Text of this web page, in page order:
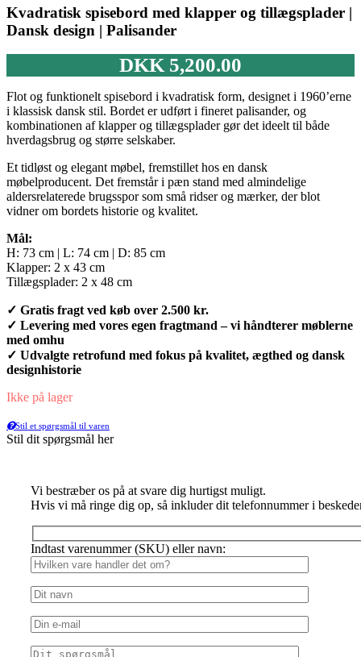
Kvadratisk spisebord med klapper og tillægsplader |
Dansk design | Palisander
DKK5,200.00
Flot og funktionelt spisebord i kvadratisk form, designet i 1960’erne
i klassisk dansk stil. Bordet er udført i fineret palisander, og
kombinationen af klapper og tillægsplader gør det ideelt til både
hverdagsbrug og større selskaber.
Et tidløst og elegant møbel, fremstillet hos en dansk
møbelproducent. Det fremstår i pæn stand med almindelige
aldersrelaterede brugsspor som små ridser og mærker, der blot
vidner om bordets historie og kvalitet.
Mål:
H: 73 cm | L: 74 cm | D: 85 cm
Klapper: 2 x 43 cm
Tillægsplader: 2 x 48 cm
✓ Gratis fragt ved køb over 2.500 kr.
✓ Levering med vores egen fragtmand – vi håndterer møblerne
med omhu
✓ Udvalgte retrofund med fokus på kvalitet, ægthed og dansk
designhistorie
Ikke på lager
Stil et spørgsmål til varen
Stil dit spørgsmål her
Vi bestræber os på at svare dig hurtigst muligt.
Hvis vi må ringe dig op, så inkluder dit telefonnummer i
Indtast varenummer (SKU) eller navn: